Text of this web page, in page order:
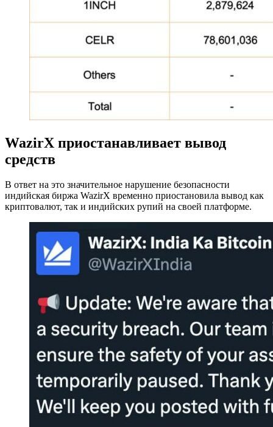
WazirX приостанавливает вывод
средств
В ответ на это значительное нарушение безопасности
индийская биржа WazirX временно приостановила вывод как
криптовалют, так и индийских рупий на своей платформе.